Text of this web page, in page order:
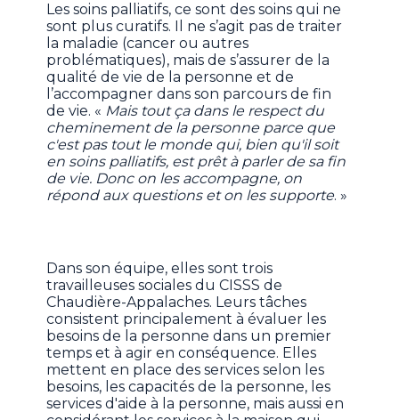
Les soins palliatifs, ce sont des soins qui ne
sont plus curatifs. Il ne s’agit pas de traiter
la maladie (cancer ou autres
problématiques), mais de s’assurer de la
qualité de vie de la personne et de
l’accompagner dans son parcours de fin
de vie. « Mais tout ça dans le respect du
cheminement de la personne parce que
c'est pas tout le monde qui, bien qu'il soit
en soins palliatifs, est prêt à parler de sa fin
de vie. Donc on les accompagne, on
répond aux questions et on les supporte. »
Dans son équipe, elles sont trois
travailleuses sociales du CISSS de
Chaudière-Appalaches. Leurs tâches
consistent principalement à évaluer les
besoins de la personne dans un premier
temps et à agir en conséquence. Elles
mettent en place des services selon les
besoins, les capacités de la personne, les
services d'aide à la personne, mais aussi en